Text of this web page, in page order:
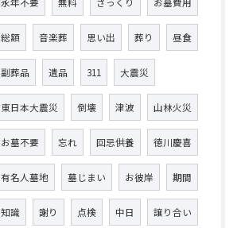
総額 音楽葬 思い出 葬り 昼食
副葬品 遺品 311 大震災
東日本大震災 倒壊 津波 山林火災
お墓不要 忘れ 回忌供養 徳川慶喜
有名人墓地 墓じまい お彼岸 期間
知識 謝り 点検 中日 譲り合い